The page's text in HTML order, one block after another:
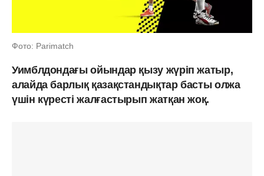
Фото: Parimatch
Уимблдондағы ойындар қызу жүріп жатыр,
алайда барлық қазақстандықтар басты олжа
үшін күресті жалғастырып жатқан жоқ.